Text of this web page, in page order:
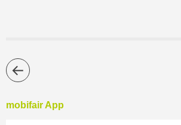
mobifair App